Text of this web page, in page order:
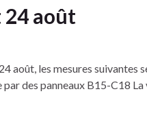
24 août
août, les mesures
des panneaux B15-C18